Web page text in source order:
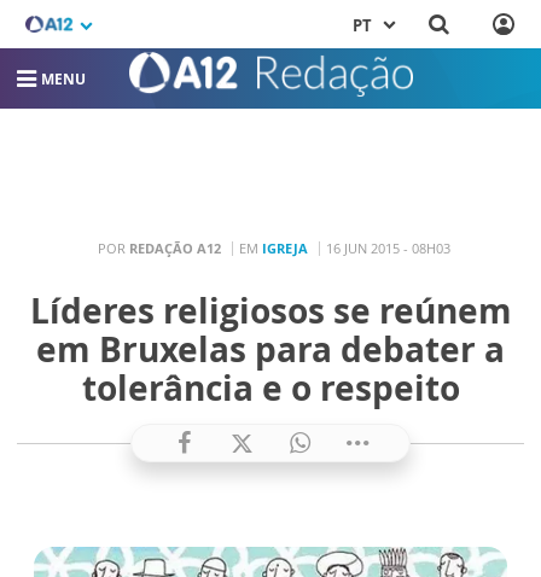
PT
MENU
POR REDAÇÃO A12 EM IGREJA 16 JUN 2015 - 08H03
Líderes religiosos se reúnem
em Bruxelas para debater a
tolerância e o respeito